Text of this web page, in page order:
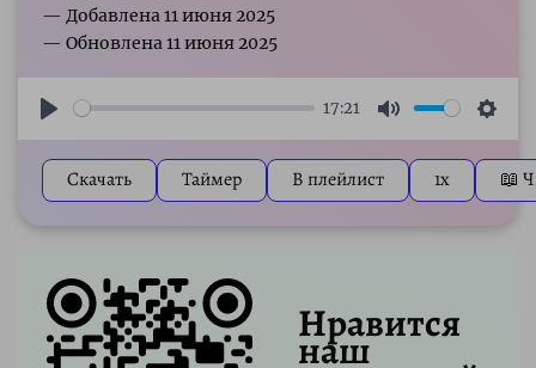
Play
17:21
Mute
Скачать Таймер В плейлист 1x 📖
Нравится
наш